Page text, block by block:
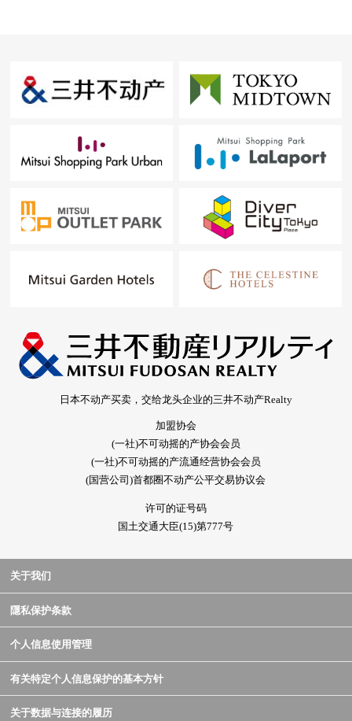
日本不动产买卖，交给龙头企业的三井不动产Realty
加盟协会
(一社)不可动摇的产协会会员
(一社)不可动摇的产流通经营协会会员
(国营公司)首都圈不动产公平交易协议会
许可的证号码
国土交通大臣(15)第777号
关于我们
隱私保护条款
个人信息使用管理
有关特定个人信息保护的基本方针
关于数据与连接的履历